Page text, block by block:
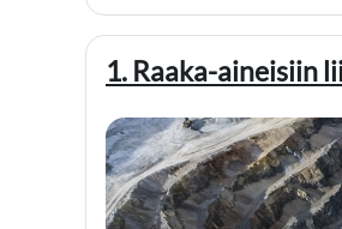
1. Raaka-aineisiin